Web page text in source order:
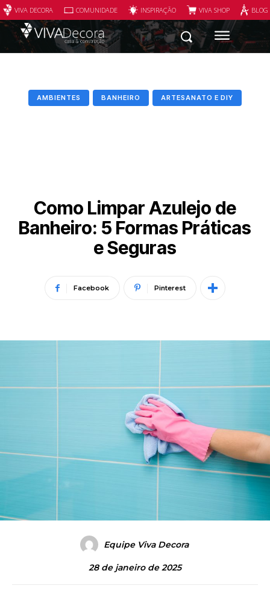
VIVA DECORA COMUNIDADE INSPIRAÇÃO VIVA SHOP
AMBIENTES BANHEIRO ARTESANATO E DIY
Como Limpar Azulejo de
Banheiro: 5 Formas Práticas
e Seguras
Facebook Pinterest
Equipe Viva Decora
28 de janeiro de 2025